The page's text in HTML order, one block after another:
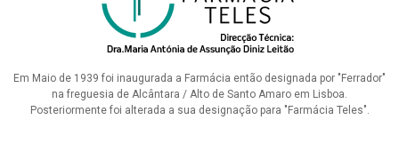
Em Maio de 1939 foi inaugurada a Farmácia então designada por "Ferrador"
na freguesia de Alcântara / Alto de Santo Amaro em Lisboa.
Posteriormente foi alterada a sua designação para "Farmácia Teles".